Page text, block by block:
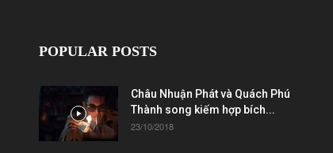
POPULAR POSTS
Châu Nhuận Phát và Quách Phú
Thành song kiếm hợp bích...
23/10/2018